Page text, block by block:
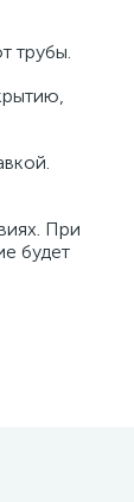
трубы.
При
будет